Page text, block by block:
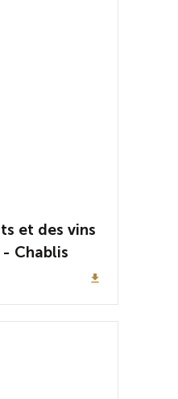
et des vins
Chablis
file_download